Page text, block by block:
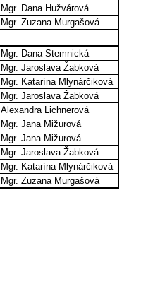
Mgr. Dana Hužvárová
Mgr. Zuzana Murgašová
Mgr. Dana Stemnická
Mgr. Jaroslava Žabková
Mgr. Katarína Mlynárčiková
Mgr. Jaroslava Žabková
Alexandra Lichnerová
Mgr. Jana Mižurová
Mgr. Jana Mižurová
Mgr. Jaroslava Žabková
Mgr. Katarína Mlynárčiková
Mgr. Zuzana Murgašová